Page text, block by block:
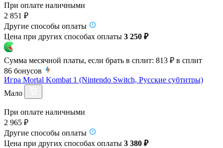
При оплате наличными
2 851 ₽
Другие способы оплаты
Цена при других способах оплаты 3 250 ₽
Сумма месячной платы, если брать в сплит: 813 ₽ в сплит
86 бонусов
Игра Mortal Kombat 1 (Nintendo Switch, Русские субтитры)
Мало
При оплате наличными
2 965 ₽
Другие способы оплаты
Цена при других способах оплаты 3 380 ₽